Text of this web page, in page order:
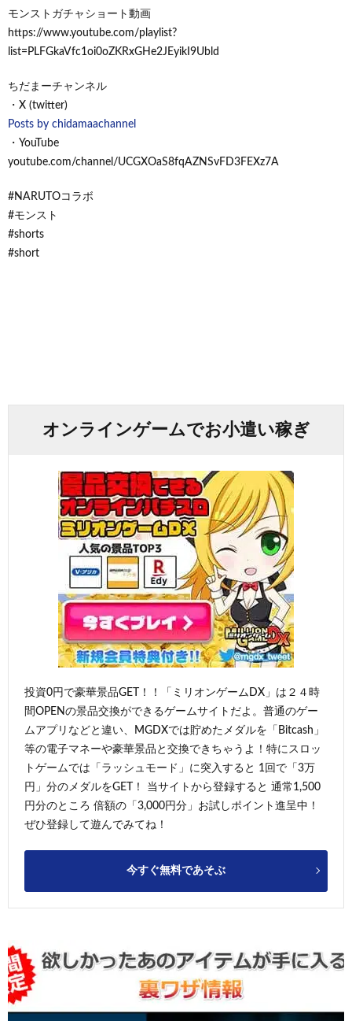
モンストガチャショート動画
https://www.youtube.com/playlist?
list=PLFGkaVfc1oi0oZKRxGHe2JEyikI9Ubld
ちだまーチャンネル
・X (twitter)
Posts by chidamaachannel
・YouTube
youtube.com/channel/UCGXOaS8fqAZNSvFD3FEXz7A
#NARUTOコラボ
#モンスト
#shorts
#short
オンラインゲームでお小遣い稼ぎ
投資0円で豪華景品GET！！「ミリオンゲームDX」は２４時
間OPENの景品交換ができるゲームサイトだよ。普通のゲー
ムアプリなどと違い、MGDXでは貯めたメダルを「Bitcash」
等の電子マネーや豪華景品と交換できちゃうよ！特にスロッ
トゲームでは「ラッシュモード」に突入すると 1回で「3万
円」分のメダルをGET！ 当サイトから登録すると 通常1,500
円分のところ 倍額の「3,000円分」お試しポイント進呈中！
ぜひ登録して遊んでみてね！
今すぐ無料であそぶ